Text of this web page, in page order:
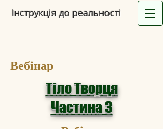
Інструкція до реальності
Вебінар
Тіло Творця
Частина 3